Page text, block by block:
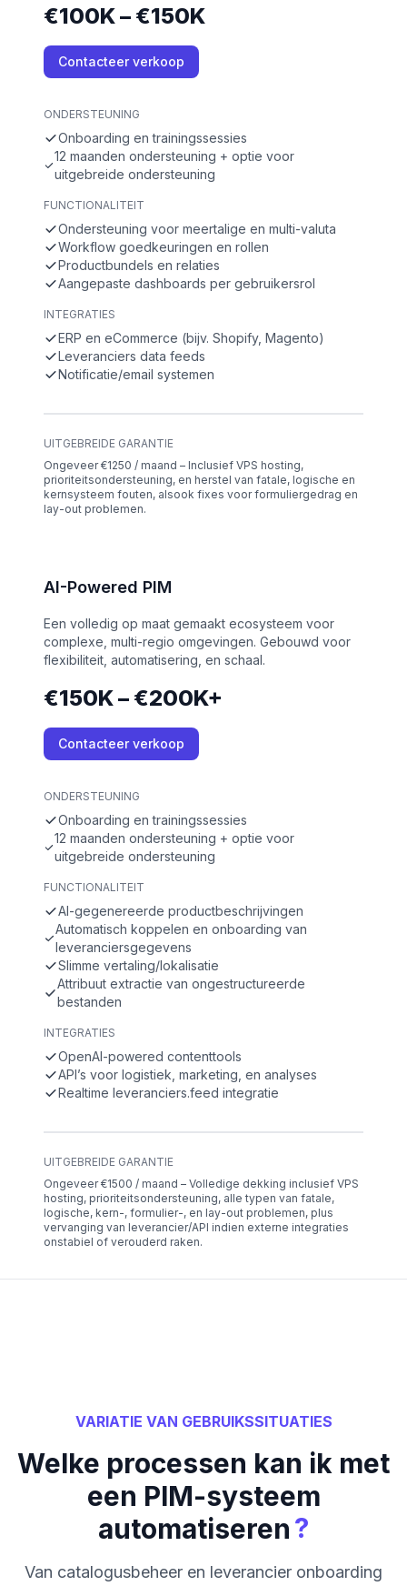
€100K – €150K
Contacteer verkoop
ONDERSTEUNING
Onboarding en trainingssessies
12 maanden ondersteuning + optie voor
uitgebreide ondersteuning
FUNCTIONALITEIT
Ondersteuning voor meertalige en multi-valuta
Workflow goedkeuringen en rollen
Productbundels en relaties
Aangepaste dashboards per gebruikersrol
INTEGRATIES
ERP en eCommerce (bijv. Shopify, Magento)
Leveranciers data feeds
Notificatie/email systemen
UITGEBREIDE GARANTIE
Ongeveer €1250 / maand – Inclusief VPS hosting,
prioriteitsondersteuning, en herstel van fatale, logische en
kernsysteem fouten, alsook fixes voor formuliergedrag en
lay-out problemen.
AI-Powered PIM
Een volledig op maat gemaakt ecosysteem voor
complexe, multi-regio omgevingen. Gebouwd voor
flexibiliteit, automatisering, en schaal.
€150K – €200K+
Contacteer verkoop
ONDERSTEUNING
Onboarding en trainingssessies
12 maanden ondersteuning + optie voor
uitgebreide ondersteuning
FUNCTIONALITEIT
AI-gegenereerde productbeschrijvingen
Automatisch koppelen en onboarding van
leveranciersgegevens
Slimme vertaling/lokalisatie
Attribuut extractie van ongestructureerde
bestanden
INTEGRATIES
OpenAI-powered contenttools
API’s voor logistiek, marketing, en analyses
Realtime leveranciers.feed integratie
UITGEBREIDE GARANTIE
Ongeveer €1500 / maand – Volledige dekking inclusief VPS
hosting, prioriteitsondersteuning, alle typen van fatale,
logische, kern-, formulier-, en lay-out problemen, plus
vervanging van leverancier/API indien externe integraties
onstabiel of verouderd raken.
VARIATIE VAN GEBRUIKSSITUATIES
Welke processen kan ik met
een PIM-systeem
automatiseren?
Van catalogusbeheer en leverancier onboarding